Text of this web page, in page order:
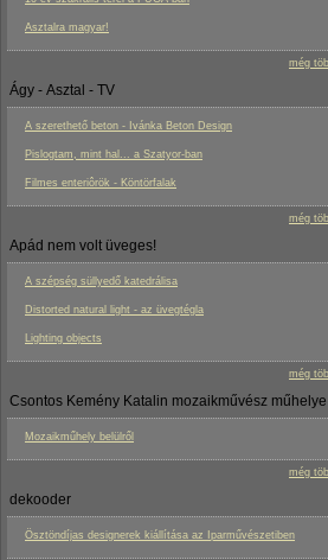
Asztalra magyar!
még
Ágy - Asztal - TV
A szerethető beton - Ivánka Beton Design
Pislogtam, mint hal... a Szatyor-ban
Filmes enteriôrök - Köntörfalak
még
Apád nem volt üveges!
A szépség süllyedő katedrálisa
Distorted natural light - az üvegtégla
Lighting objects
még
Csontos Kemény Katalin mozaikművész műhelye
Mozaikműhely belülről
még
dekooder
Ösztöndíjas designerek kiállítása az Iparművészetiben